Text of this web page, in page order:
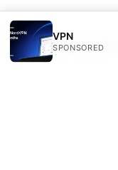
相关实操清
VPN
SPONSORED